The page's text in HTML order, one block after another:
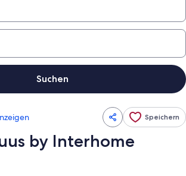
Suchen
Speichern
by Interhome